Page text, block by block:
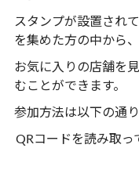
スタンプが設置され
を集めた方の中から
お気に入りの店舗を
むことができます。
参加方法は以下の通り
QRコードを読み取っ